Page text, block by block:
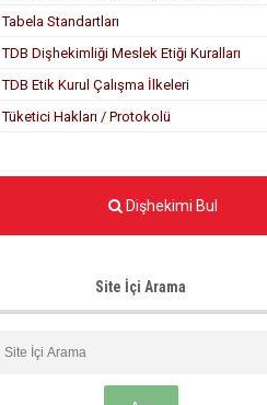
Tabela Standartları
TDB Dişhekimliği Meslek Etiği Kuralları
TDB Etik Kurul Çalışma İlkeleri
Tüketici Hakları / Protokolü
Dişhekimi Bul
Site İçi Arama